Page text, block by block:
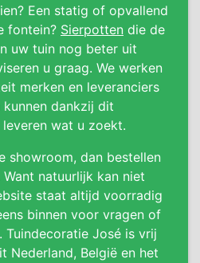
Een statig of opvallend
fontein? Sierpotten die de
uw tuin nog beter uit
u graag. We werken
merken en leveranciers
dankzij dit
wat u zoekt.
showroom, dan bestellen
natuurlijk kan niet
staat altijd voorradig
binnen voor vragen of
Tuindecoratie José is vrij
Nederland, België en het